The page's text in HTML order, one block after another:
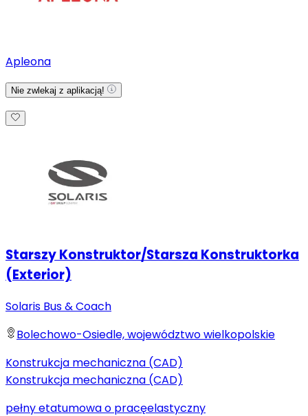
Apleona
Nie zwlekaj z aplikacją!
Starszy Konstruktor/Starsza Konstruktorka
(Exterior)
Solaris Bus & Coach
Bolechowo-Osiedle, województwo wielkopolskie
Konstrukcja mechaniczna (CAD)
Konstrukcja mechaniczna (CAD)
pełny etatumowa o pracęelastyczny